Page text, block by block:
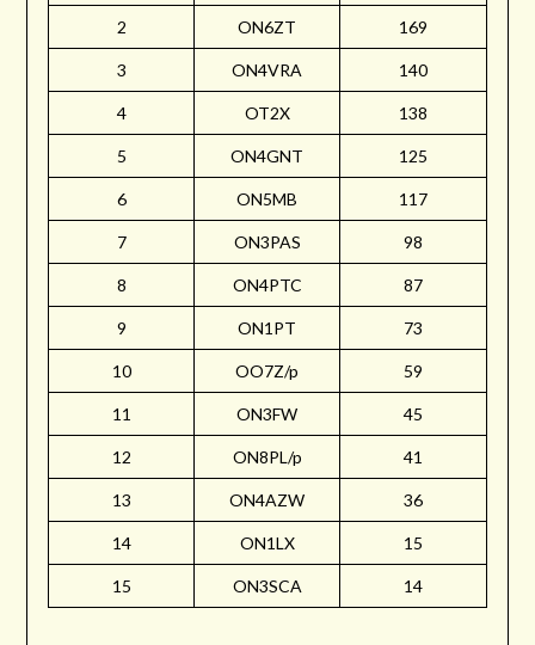
2 ON6ZT 169
3 ON4VRA 140
4 OT2X 138
5 ON4GNT 125
6 ON5MB 117
7 ON3PAS 98
8 ON4PTC 87
9 ON1PT 73
10 OO7Z/p 59
11 ON3FW 45
12 ON8PL/p 41
13 ON4AZW 36
14 ON1LX 15
15 ON3SCA 14